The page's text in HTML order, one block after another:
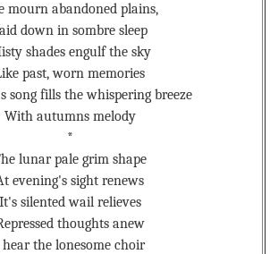
mourn abandoned plains,
down in sombre sleep
shades engulf the sky
past, worn memories
song fills the whispering breeze
With autumns melody
*
lunar pale grim shape
evening's sight renews
It's silented wail relieves
thoughts anew
the lonesome choir